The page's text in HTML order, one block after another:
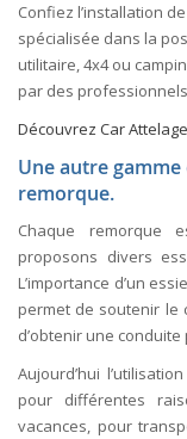
Confiez l’installation
spécialisée dans la
utilitaire, 4x4 ou
par des
Découvrez Car Attelage
Une autre gamme
remorque.
Chaque remorque
proposons divers
L’importance d’un
permet de soutenir le
d’obtenir une
Aujourd’hui
pour différentes
vacances, pour